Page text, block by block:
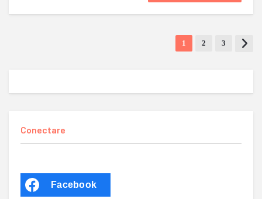
1 2 3
Conectare
Facebook